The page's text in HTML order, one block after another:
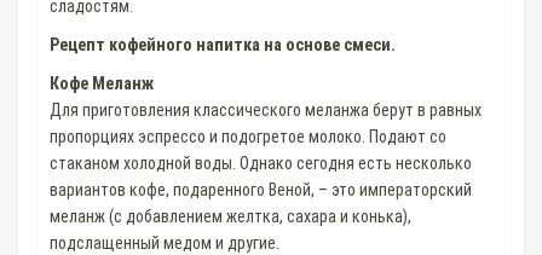
сладостям.
Рецепт кофейного напитка на основе смеси.
Кофе Меланж
Для приготовления классического меланжа берут в равных
пропорциях эспрессо и подогретое молоко. Подают со
стаканом холодной воды. Однако сегодня есть несколько
вариантов кофе, подаренного Веной, – это императорский
меланж (с добавлением желтка, сахара и конька),
подслащенный медом и другие.